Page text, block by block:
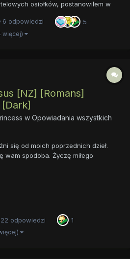
osiołków, postanowiłem w
a raczej jego braku, nie będzie
lecz mam nadzieję,...
6 odpowiedzi 5
więcej)
[NZ] [Romans]
w Opowiadania wszystkich
się od moich poprzednich dzieł.
wam spodoba. Życzę miłego
22 odpowiedzi 1